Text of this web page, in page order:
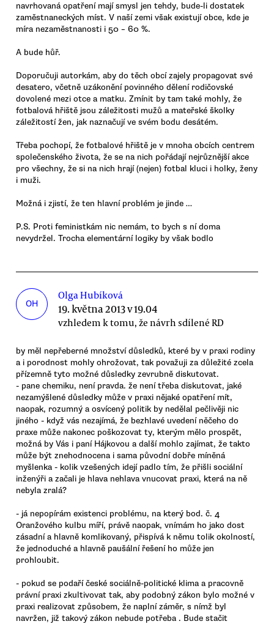
navrhovaná opatření mají smysl jen tehdy, bude-li dostatek
zaměstnaneckých míst. V naší zemi však existují obce, kde je
míra nezaměstnanosti i 50 – 60 %.
A bude hůř.
Doporučuji autorkám, aby do těch obcí zajely propagovat své
desatero, včetně uzákonění povinného dělení rodičovské
dovolené mezi otce a matku. Zmínit by tam také mohly, že
fotbalová hřiště jsou záležitosti mužů a mateřské školky
záležitostí žen, jak naznačují ve svém bodu desátém.
Třeba pochopí, že fotbalové hřiště je v mnoha obcích centrem
společenského života, že se na nich pořádají nejrůznější akce
pro všechny, že si na nich hrají (nejen) fotbal kluci i holky, ženy
i muži.
Možná i zjistí, že ten hlavní problém je jinde …
P.S. Proti feministkám nic nemám, to bych s ní doma
nevydržel. Trocha elementární logiky by však bodlo
OH
Olga Hubíková
19. května 2013 v 19.04
vzhledem k tomu, že návrh sdílené RD
by měl nepřeberné množství důsledků, které by v praxi rodiny
a i porodnost mohly ohrožovat, tak považuji za důležité zcela
přízemně tyto možné důsledky zevrubně diskutovat.
- pane chemiku, není pravda. že není třeba diskutovat, jaké
nezamýšlené důsledky může v praxi nějaké opatření mít,
naopak, rozumný a osvícený politik by nedělal pečlivěji nic
jiného - když vás nezajímá, že bezhlavé uvedení něčeho do
praxe může nakonec poškozovat ty, kterým mělo prospět,
možná by Vás i paní Hájkovou a další mohlo zajímat, že takto
může být znehodnocena i sama původní dobře míněná
myšlenka - kolik vzešených idejí padlo tím, že přišli sociální
inženýři a začali je hlava nehlava vnucovat praxi, která na ně
nebyla zralá?
- já nepopírám existenci problému, na který bod. č. 4
Oranžového kulbu míří, právě naopak, vnímám ho jako dost
zásadní a hlavně komlikovaný, přispívá k němu tolik okolností,
že jednoduché a hlavně paušální řešení ho může jen
prohloubit.
- pokud se podaří české sociálně-politické klima a pracovně
právní praxi zkultivovat tak, aby podobný zákon bylo možné v
praxi realizovat způsobem, že naplní záměr, s nímž byl
navržen, již takový zákon nebude potřeba . Bude stačit